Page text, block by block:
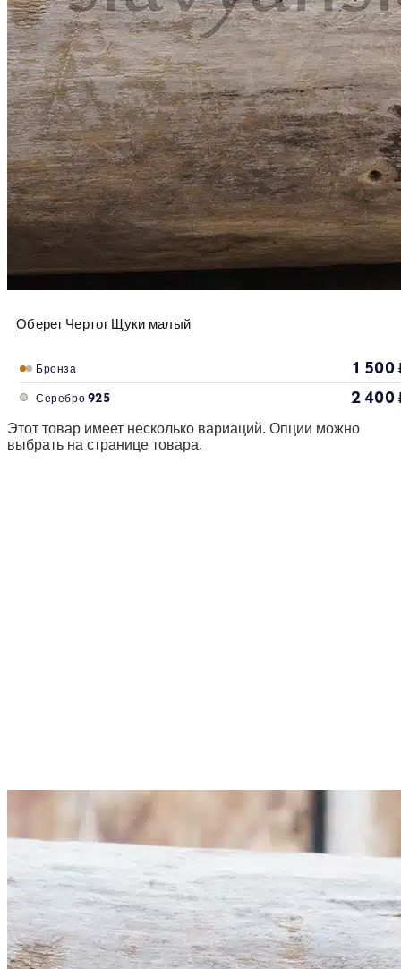
Оберег Чертог Щуки малый
Бронза 1 500
Серебро 925 2 400
Этот товар имеет несколько вариаций. Опции можно
выбрать на странице товара.